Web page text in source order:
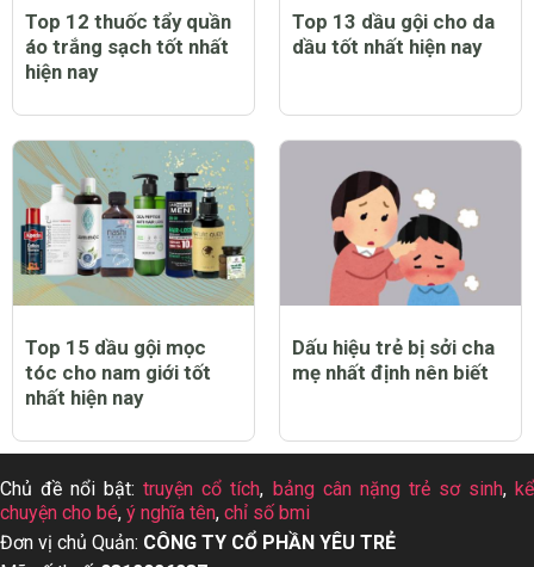
Top 12 thuốc tẩy quần
áo trắng sạch tốt nhất
hiện nay
Top 13 dầu gội cho da
dầu tốt nhất hiện nay
Top 15 dầu gội mọc
tóc cho nam giới tốt
nhất hiện nay
Dấu hiệu trẻ bị sởi cha
mẹ nhất định nên biết
Chủ đề nổi bật:truyện cổ tích, bảng cân nặng trẻ sơ sinh,kể
chuyện cho bé, ý nghĩa tên, chỉ số bmi
Đơn vị chủ Quản: CÔNG TY CỔ PHẦN YÊU TRẺ